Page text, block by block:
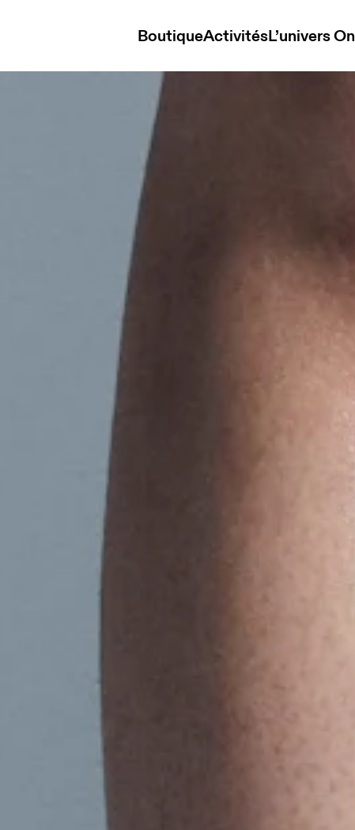
BoutiqueActivitésL’univers On
High Desert Unisexe Chaussettes